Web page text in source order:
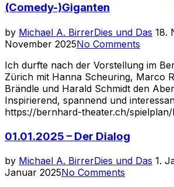
(Comedy-)Giganten
by Michael A. BirrerDies und Das 18.
November 2025No Comments
Ich durfte nach der Vorstellung im
Zürich mit Hanna Scheuring, Marco
Brändle und Harald Schmidt den
Inspirierend, spannend und
https://bernhard-theater.ch/
01.01.2025 – Der Dialog
by Michael A. BirrerDies und Das 1.
Januar 2025No Comments